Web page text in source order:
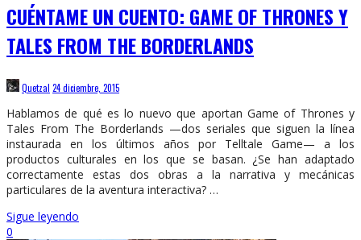
CUÉNTAME UN CUENTO: GAME OF THRONES Y
TALES FROM THE BORDERLANDS
Quetzal 24 diciembre, 2015
Hablamos de qué es lo nuevo que aportan Game of Thrones y
Tales From The Borderlands —dos seriales que siguen la línea
instaurada en los últimos años por Telltale Game— a los
productos culturales en los que se basan. ¿Se han adaptado
correctamente estas dos obras a la narrativa y mecánicas
particulares de la aventura interactiva? …
Sigue leyendo
0